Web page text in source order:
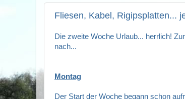
Fliesen, Kabel, Rigipsplatten...
Die zweite Woche Urlaub... herrlich!
nach...
Montag
Der Start der Woche begann schon